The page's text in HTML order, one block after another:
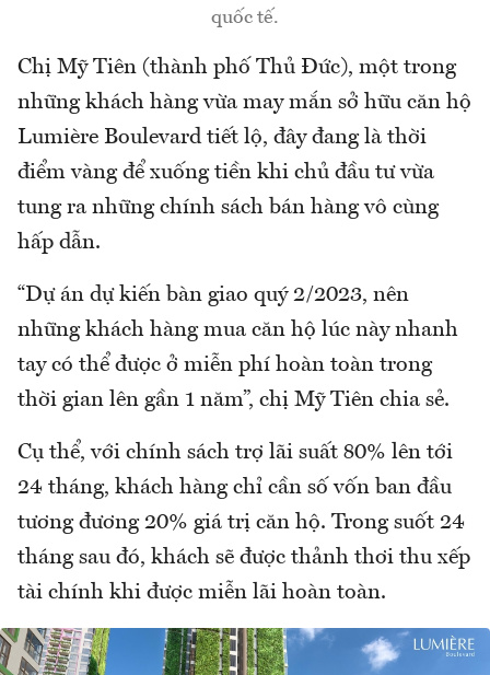
quốc tế.
Chị Mỹ Tiên (thành phố Thủ Đức), một trong
những khách hàng vừa may mắn sở hữu căn hộ
Lumière Boulevard tiết lộ, đây đang là thời
điểm vàng để xuống tiền khi chủ đầu tư vừa
tung ra những chính sách bán hàng vô cùng
hấp dẫn.
“Dự án dự kiến bàn giao quý 2/2023, nên
những khách hàng mua căn hộ lúc này nhanh
tay có thể được ở miễn phí hoàn toàn trong
thời gian lên gần 1 năm”, chị Mỹ Tiên chia sẻ.
Cụ thể, với chính sách trợ lãi suất 80% lên tới
24 tháng, khách hàng chỉ cần số vốn ban đầu
tương đương 20% giá trị căn hộ. Trong suốt 24
tháng sau đó, khách sẽ được thảnh thơi thu xếp
tài chính khi được miễn lãi hoàn toàn.